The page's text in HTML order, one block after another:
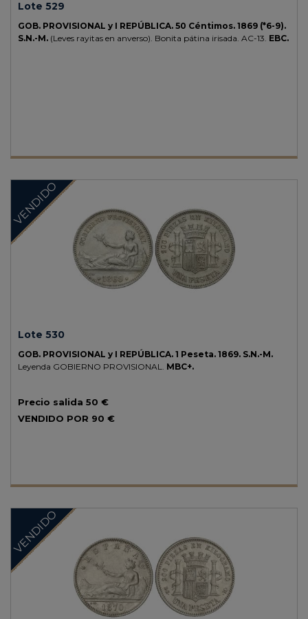
Lote 529
GOB. PROVISIONAL y I REPÚBLICA. 50 Céntimos. 1869 (*6-9).
S.N.-M. (Leves rayitas en anverso). Bonita pátina irisada. AC-13. EBC.
VENDIDO
Lote 530
GOB. PROVISIONAL y I REPÚBLICA. 1 Peseta. 1869. S.N.-M.
Leyenda GOBIERNO PROVISIONAL. MBC+.
Precio salida 50 €
VENDIDO POR 90 €
VENDIDO